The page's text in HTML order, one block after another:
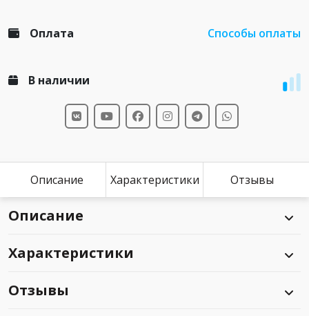
Оплата Способы оплаты
В наличии
Описание Характеристики Отзывы
Описание
Характеристики
Отзывы